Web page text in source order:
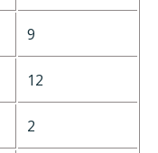
9
12
2